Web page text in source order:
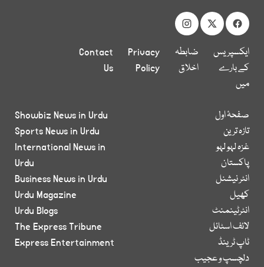
ایکسپریس
کے بارے
میں
ضابطہ
اخلاق
Privacy
Policy
Contact
Us
صفحۂ اول
تازہ ترین
غزہ لہو لہو
پاکستان
انٹر نیشنل
کھیل
انٹرٹینمنٹ
لائف اسٹائل
ٹاپ ٹرینڈ
دلچسپ و عجیب
Showbiz News in Urdu
Sports News in Urdu
International News in
Urdu
Business News in Urdu
Urdu Magazine
Urdu Blogs
The Express Tribune
Express Entertainment